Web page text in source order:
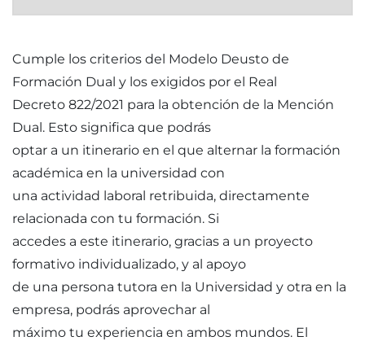
Cumple los criterios del Modelo Deusto de
Formación Dual y los exigidos por el Real
Decreto 822/2021 para la obtención de la Mención
Dual. Esto significa que podrás
optar a un itinerario en el que alternar la formación
académica en la universidad con
una actividad laboral retribuida, directamente
relacionada con tu formación. Si
accedes a este itinerario, gracias a un proyecto
formativo individualizado, y al apoyo
de una persona tutora en la Universidad y otra en la
empresa, podrás aprovechar al
máximo tu experiencia en ambos mundos. El